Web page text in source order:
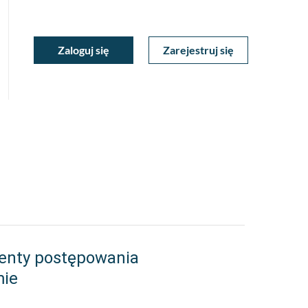
MojeZaloguj się Zarejestruj się
postępowania